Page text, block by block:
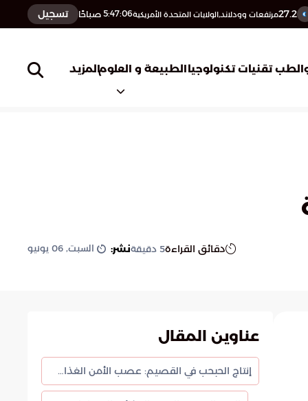
27.2مرتفعات وودلاند,الولايات المتحدة الأمريكية5:47:07 صباحًا تسجيل
تقنيات تكنولوجياالطبيعة و العلومالمزيد
دقائق القراءة5 دقيقةنشر: السبت, 06 يونيو
عناوين المقال
إنتاج الحبحب في القصيم: عصب الأمن الغذائي الصيفي في المملكة